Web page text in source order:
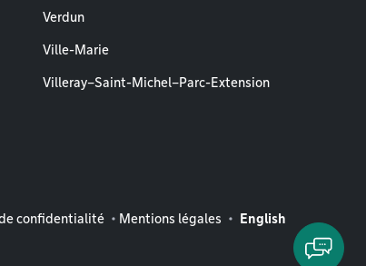
Verdun
Ville-Marie
Villeray–Saint-Michel–Parc-Extension
légales
confidentialité Mentions légales English